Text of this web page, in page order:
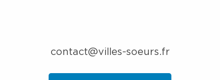
contact@villes-soeurs.fr